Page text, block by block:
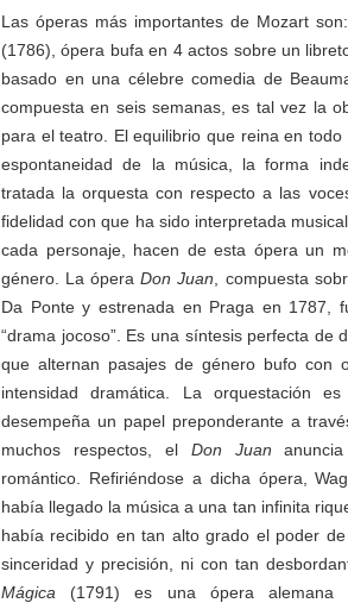
Las óperas más importantes de Mozart
(1786), ópera bufa en 4 actos sobre un
basado en una célebre comedia de
compuesta en seis semanas, es tal vez la
para el teatro. El equilibrio que reina en
espontaneidad de la música, la forma
tratada la orquesta con respecto a las
fidelidad con que ha sido interpretada
cada personaje, hacen de esta ópera un
género. La óperaDon Juan , compuesta
Da Ponte y estrenada en Praga en 1787,
“drama jocoso”. Es una síntesis perfecta de
que alternan pasajes de género bufo con
intensidad dramática. La orquestación
desempeña un papel preponderante a
muchos respectos, el Don Juan
romántico. Refiriéndose a dicha ópera,
había llegado la música a una tan infinita
había recibido en tan alto grado el poder
sinceridad y precisión, ni con tan
Mágica (1791) es una ópera alemana